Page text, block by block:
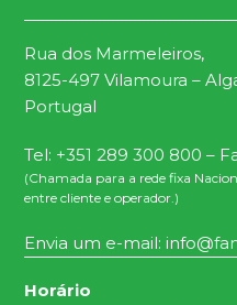
Rua dos Marmeleiros,
8125-497 Vilamoura –
Portugal
Tel: +351 289 300 800 –
(Chamada para a rede fixa
entre cliente e operador.)
Envia um e-mail:
Horário